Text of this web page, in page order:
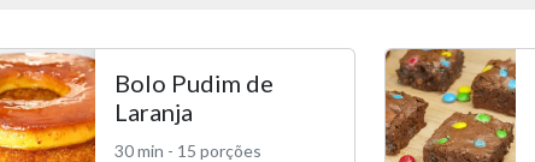
Bolo Pudim de
Laranja
30 min - 15 porções